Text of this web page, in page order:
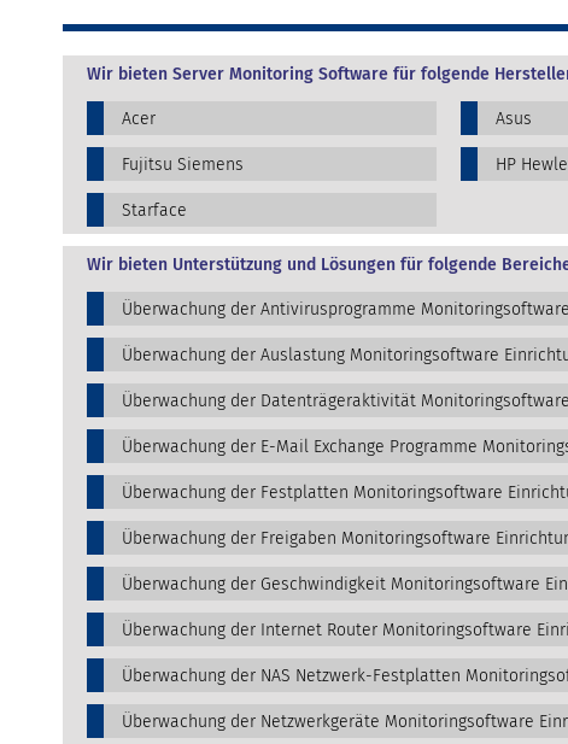
Wir bieten Server Monitoring Software für folgende
Acer Asus
Fujitsu Siemens HP
Starface
Wir bieten Unterstützung und Lösungen für folgende
Überwachung der Antivirusprogramme
Überwachung der Auslastung Monitoringsoftware
Überwachung der Datenträgeraktivität
Überwachung der E-Mail Exchange Programme
Überwachung der Festplatten Monitoringsoftware
Überwachung der Freigaben Monitoringsoftware
Überwachung der Geschwindigkeit Monitoringsoftware
Überwachung der Internet Router Monitoringsoftware
Überwachung der NAS Netzwerk-Festplatten
Überwachung der Netzwerkgeräte Monitoringsoftware